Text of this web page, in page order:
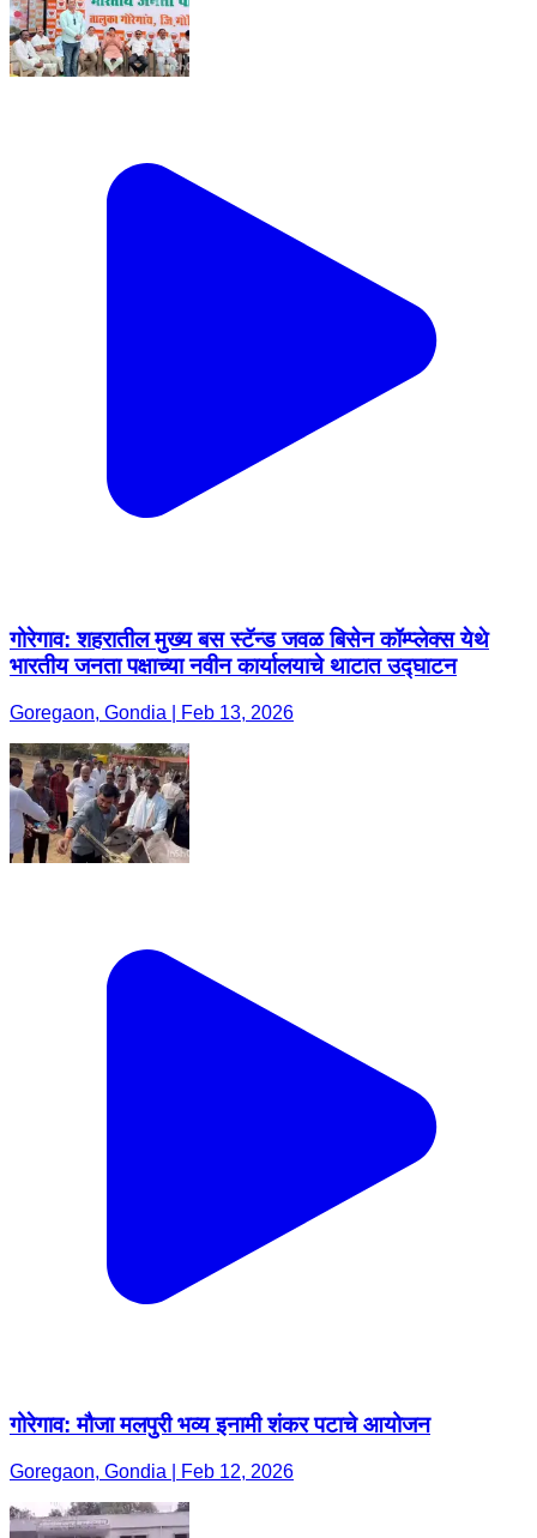
गोरेगाव: शहरातील मुख्य बस स्टॅन्ड जवळ बिसेन कॉम्प्लेक्स येथे
भारतीय जनता पक्षाच्या नवीन कार्यालयाचे थाटात उद्घाटन
Goregaon, Gondia | Feb 13, 2026
गोरेगाव: मौजा मलपुरी भव्य इनामी शंकर पटाचे आयोजन
Goregaon, Gondia | Feb 12, 2026